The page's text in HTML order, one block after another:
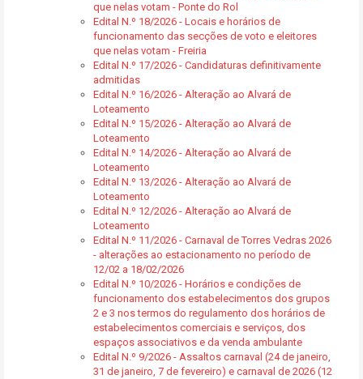
que nelas votam - Ponte do Rol
Edital N.º 18/2026 - Locais e horários de
funcionamento das secções de voto e eleitores
que nelas votam - Freiria
Edital N.º 17/2026 - Candidaturas definitivamente
admitidas
Edital N.º 16/2026 - Alteração ao Alvará de
Loteamento
Edital N.º 15/2026 - Alteração ao Alvará de
Loteamento
Edital N.º 14/2026 - Alteração ao Alvará de
Loteamento
Edital N.º 13/2026 - Alteração ao Alvará de
Loteamento
Edital N.º 12/2026 - Alteração ao Alvará de
Loteamento
Edital N.º 11/2026 - Carnaval de Torres Vedras 2026
- alterações ao estacionamento no período de
12/02 a 18/02/2026
Edital N.º 10/2026 - Horários e condições de
funcionamento dos estabelecimentos dos grupos
2 e 3 nos termos do regulamento dos horários de
estabelecimentos comerciais e serviços, dos
espaços associativos e da venda ambulante
Edital N.º 9/2026 - Assaltos carnaval (24 de janeiro,
31 de janeiro, 7 de fevereiro) e carnaval de 2026 (12